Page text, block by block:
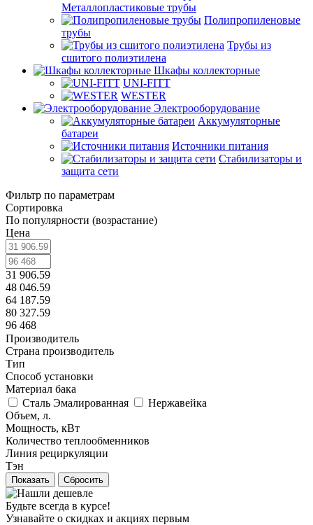
Металлопластиковые трубы
Полипропиленовые
трубы
Трубы из
сшитого полиэтилена
Шкафы коллекторные
UNI-FITT
WESTER
Электрооборудование
Аккумуляторные
батареи
Источники питания
Стабилизаторы и
защита сети
Фильтр по параметрам
Сортировка
По популярности (возрастание)
Цена
31 906.59
48 046.59
64 187.59
80 327.59
96 468
Производитель
Страна производитель
Тип
Способ установки
Материал бака
Сталь Эмалированная
Нержавейка
Объем, л.
Мощность, кВт
Количество теплообменников
Линия рециркуляции
Тэн
Сбросить
Будьте всегда в курсе!
Узнавайте о скидках и акциях первым